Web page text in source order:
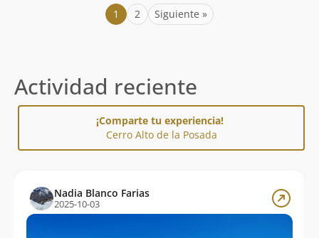
1 2 Siguiente »
Actividad reciente
¡Comparte tu experiencia!
Cerro Alto de la Posada
Nadia Blanco Farias
2025-10-03